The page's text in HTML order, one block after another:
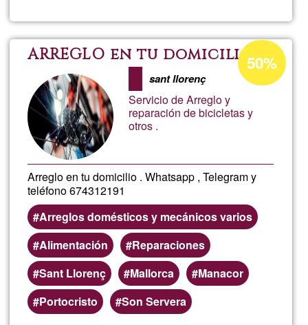
MTG
Arte
ARREGLO en tu domicilio .
sant llorenç
Servicio de Arreglo y
reparación de bicicletas y
otros .
Arreglo en tu domicilio . Whatsapp , Telegram y
teléfono 674312191
Arreglos domésticos y mecánicos varios
Alimentación
Reparaciones
Sant Llorenç
Mallorca
Manacor
Portocristo
Son Servera
Porcentaje
de
aceptación
de
50%